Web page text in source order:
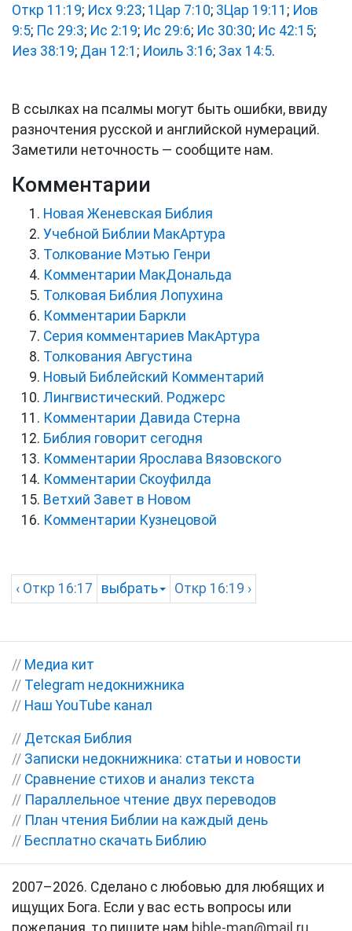
Откр 11:19; Исх 9:23; 1Цар 7:10; 3Цар 19:11 ; Иов
9:5; Пс 29:3; Ис 2:19; Ис 29:6; Ис 30:30; Ис 42:15;
Иез 38:19; Дан 12:1 ; Иоиль 3:16; Зах 14:5.
В ссылках на псалмы могут быть ошибки, ввиду
разночтения русской и английской нумераций.
Заметили неточность — сообщите нам.
Комментарии
Новая Женевская Библия
Учебной Библии МакАртура
Толкование Мэтью Генри
Комментарии МакДональда
Толковая Библия Лопухина
Комментарии Баркли
Серия комментариев МакАртура
Толкования Августина
Новый Библейский Комментарий
Лингвистический. Роджерс
Комментарии Давида Стерна
Библия говорит сегодня
Комментарии Ярослава Вязовского
Комментарии Скоуфилда
Ветхий Завет в Новом
Комментарии Кузнецовой
‹ Откр 16:17 выбрать Откр 16:19 ›
// Медиа кит
// Telegram недокнижника
// Наш YouTube канал
// Детская Библия
// Записки недокнижника: статьи и новости
// Сравнение стихов и анализ текста
// Параллельное чтение двух переводов
// План чтения Библии на каждый день
// Бесплатно скачать Библию
2007–2026. Сделано с любовью для любящих и
ищущих Бога. Если у вас есть вопросы или
пожелания, то пишите нам bible-man@mail.ru